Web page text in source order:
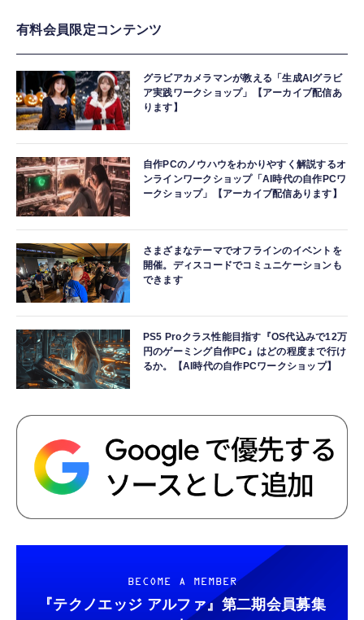
有料会員限定コンテンツ
グラビアカメラマンが教える「生成AIグラビ
ア実践ワークショップ」【アーカイブ配信あ
ります】
自作PCのノウハウをわかりやすく解説するオ
ンラインワークショップ「AI時代の自作PCワ
ークショップ」【アーカイブ配信あります】
さまざまなテーマでオフラインのイベントを
開催。ディスコードでコミュニケーションも
できます
PS5 Proクラス性能目指す『OS代込みで12万
円のゲーミング自作PC』はどの程度まで行け
るか。【AI時代の自作PCワークショップ】
BECOME A MEMBER
『テクノエッジ アルファ』 第二期会員募集